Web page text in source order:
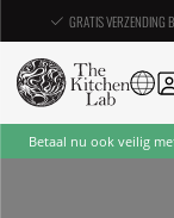
GRATIS VERZENDING
Betaal nu ook veilig